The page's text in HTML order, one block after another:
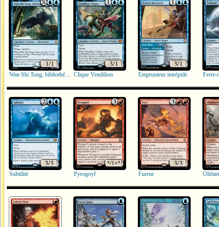
Wan Shi Tong, bibliothécaire Clique Vendilion Emprunteur intrépide Ferre-
Subtilité Pyrogoyf Fureur Olifant